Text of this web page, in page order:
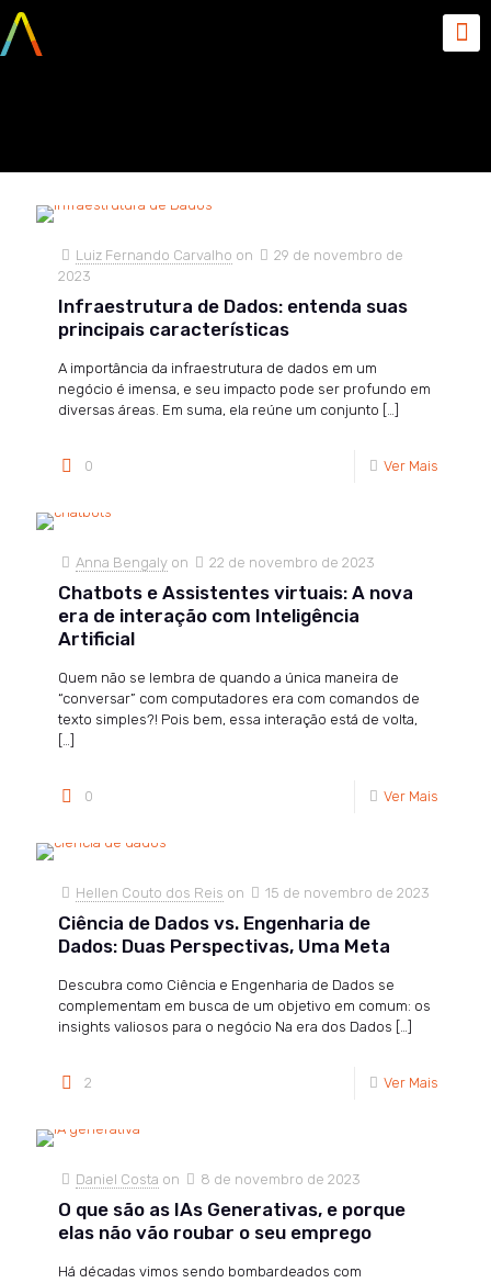
Luiz Fernando Carvalho on
29 de novembro de
2023
Infraestrutura de Dados: entenda suas
principais características
A importância da infraestrutura de dados em um
negócio é imensa, e seu impacto pode ser profundo em
diversas áreas. Em suma, ela reúne um conjunto […]
0 Ver Mais
Anna Bengaly on 22 de novembro de 2023
Chatbots e Assistentes virtuais: A nova
era de interação com Inteligência
Artificial
Quem não se lembra de quando a única maneira de
“conversar” com computadores era com comandos de
texto simples?! Pois bem, essa interação está de volta,
[…]
0 Ver Mais
Hellen Couto dos Reis on 15 de novembro de 2023
Ciência de Dados vs. Engenharia de
Dados: Duas Perspectivas, Uma Meta
Descubra como Ciência e Engenharia de Dados se
complementam em busca de um objetivo em comum: os
insights valiosos para o negócio Na era dos Dados […]
2 Ver Mais
Daniel Costa on 8 de novembro de 2023
O que são as IAs Generativas, e porque
elas não vão roubar o seu emprego
Há décadas vimos sendo bombardeados com